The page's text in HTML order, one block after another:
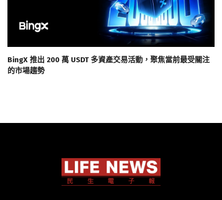
BingX 推出 200 萬 USDT 多資產交易活動，聚焦當前最受關注
的市場趨勢